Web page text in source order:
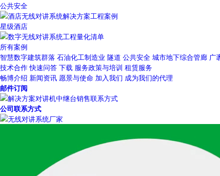
公共安全
星级酒店
所有案例
智慧数字建筑群落 石油化工制造业 隧道 公共安全 城市地下综合管廊 广
技术合作 快速问答 下载 服务政策与培训 租赁服务
畅博介绍 新闻资讯 愿景与使命 加入我们 成为我们的代理
邮件订阅
公司联系方式